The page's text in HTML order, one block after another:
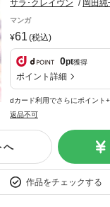
サラ･クレイヴン 岡田純
マンガ
61 (税込)
0pt獲得
ポイント詳細
dカード利用でさらにポイント
返品不可
へ
作品をチェックする